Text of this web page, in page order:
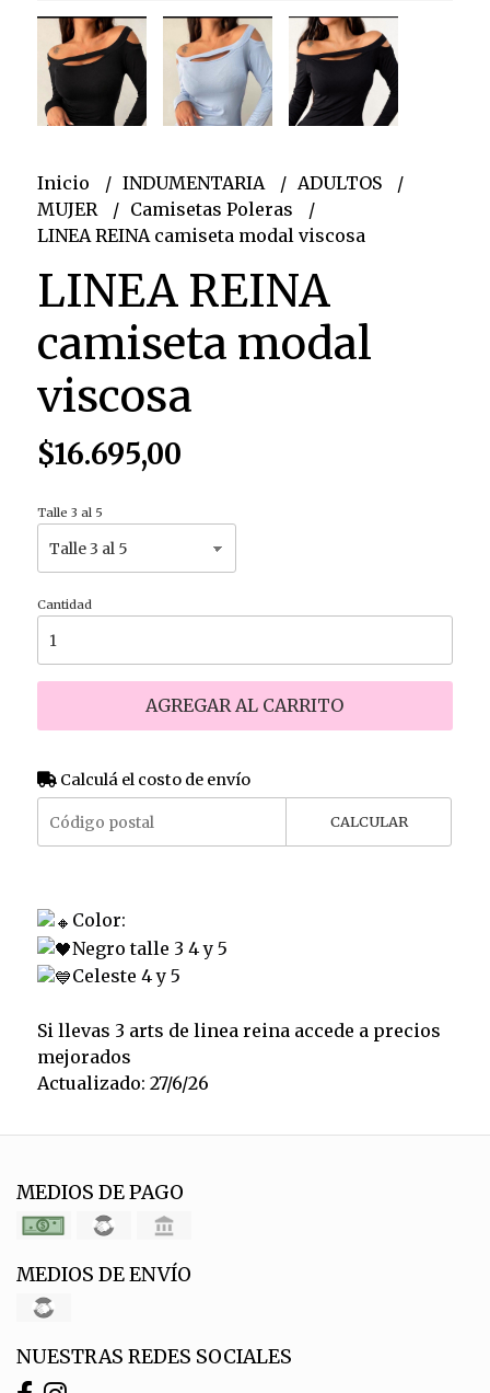
Inicio INDUMENTARIA
ADULTOS
MUJER
Camisetas Poleras
LINEA REINA camiseta modal viscosa
LINEA REINA
camiseta modal
viscosa
$16.695,00
Talle 3 al 5
Cantidad
AGREGAR AL CARRITO
Calculá el costo de envío
CALCULAR
Color:
Negro talle 3 4 y 5
Celeste 4 y 5
Si llevas 3 arts de linea reina accede a precios
mejorados
Actualizado: 27/6/26
MEDIOS DE PAGO
MEDIOS DE ENVÍO
NUESTRAS REDES SOCIALES